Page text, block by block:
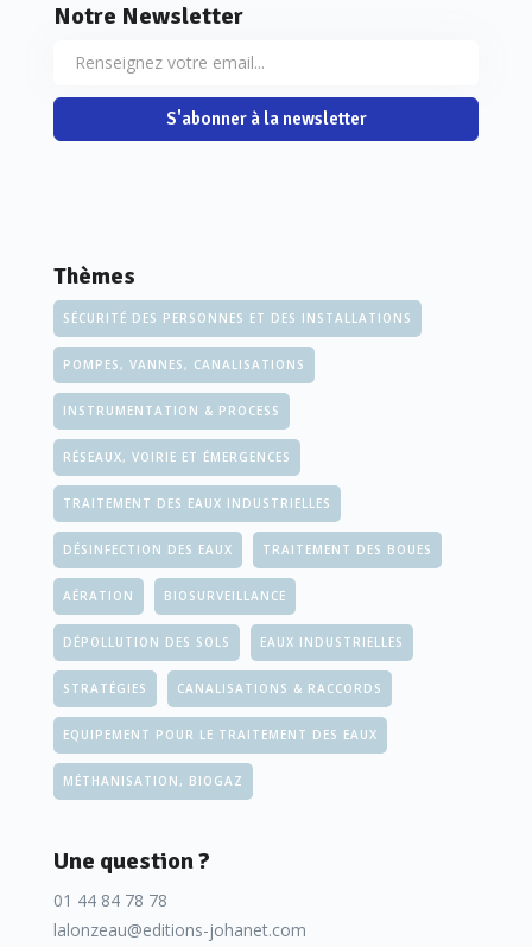
Notre Newsletter
S'abonner à la newsletter
Thèmes
SÉCURITÉ DES PERSONNES ET DES INSTALLATIONS
POMPES, VANNES, CANALISATIONS
INSTRUMENTATION & PROCESS
RÉSEAUX, VOIRIE ET ÉMERGENCES
TRAITEMENT DES EAUX INDUSTRIELLES
DÉSINFECTION DES EAUX TRAITEMENT DES BOUES
AÉRATION BIOSURVEILLANCE
DÉPOLLUTION DES SOLS EAUX INDUSTRIELLES
STRATÉGIES CANALISATIONS & RACCORDS
EQUIPEMENT POUR LE TRAITEMENT DES EAUX
MÉTHANISATION, BIOGAZ
Une question ?
01 44 84 78 78
lalonzeau@editions-johanet.com